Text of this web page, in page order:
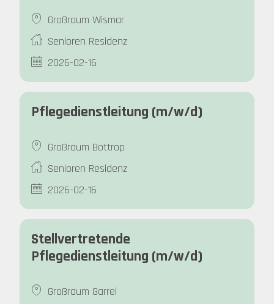
Großraum Wismar
Senioren Residenz
2026-02-16
Pflegedienstleitung (m/w/d)
Großraum Bottrop
Senioren Residenz
2026-02-16
Stellvertretende
Pflegedienstleitung (m/w/d)
Großraum Garrel